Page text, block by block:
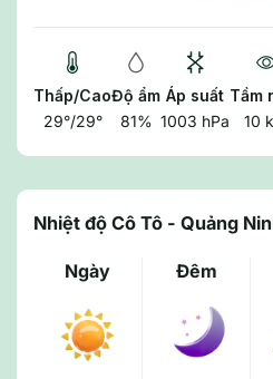
Thấp/Cao
29°/29°
Độ ẩm
81%
Áp suất
1003 hPa
Tầm
10
Nhiệt độ Cô Tô - Quảng
Ngày Đêm